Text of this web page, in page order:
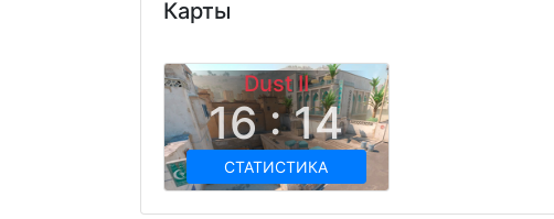
Карты
Dust II
16 : 14
СТАТИСТИКА